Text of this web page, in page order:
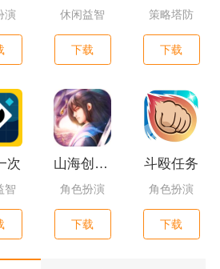
演 休闲益智
下载
策略塔防
下载
次
智
山海创世录一剑天逆
角色扮演
下载
斗殴任务
角色扮演
下载